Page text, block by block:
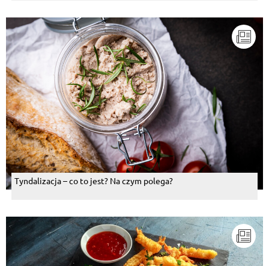
Tyndalizacja – co to jest? Na czym polega?